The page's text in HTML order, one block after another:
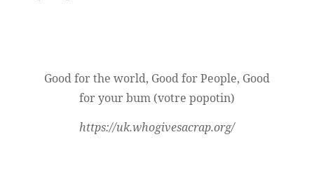
Good for the world, Good for People, Good
for your bum (votre popotin)
https://uk.whogivesacrap.org/